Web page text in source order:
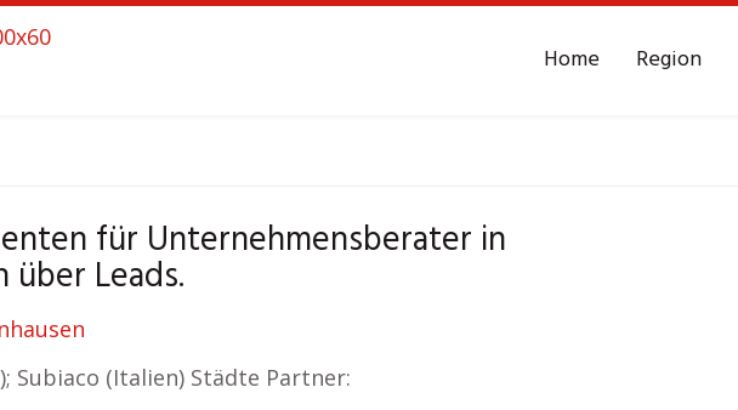
Home Region
Ochsenhausen
für Unternehmensberater in
über Leads.
Subiaco (Italien) Städte Partner: